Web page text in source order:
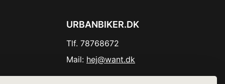
URBANBIKER.DK
Tlf. 78768672
Mail: hej@want.dk